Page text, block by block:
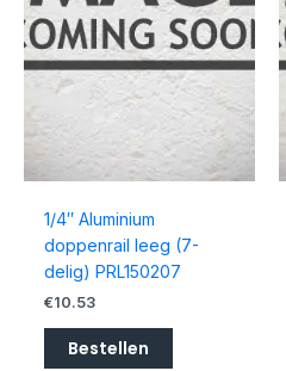
1/4″ Aluminium
doppenrail leeg (7-
delig) PRL150207
€10.53
Bestellen